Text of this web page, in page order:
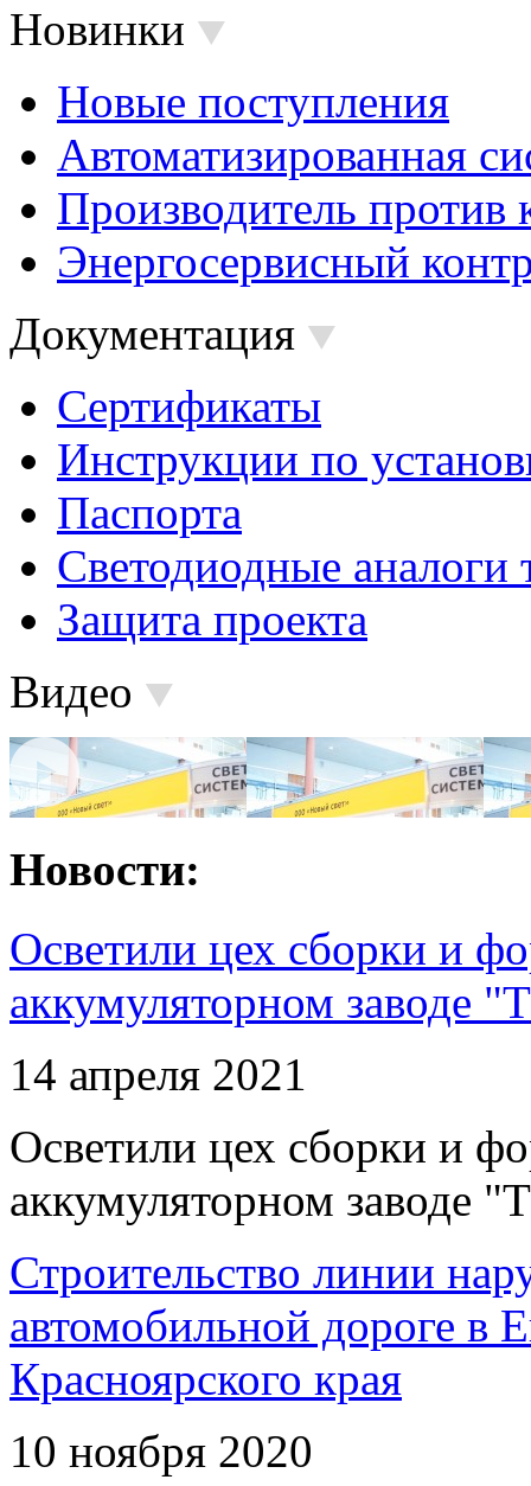
Новинки
Новые поступления
Автоматизированная
Производитель против
Энергосервисный
Документация
Сертификаты
Инструкции по
Паспорта
Светодиодные аналоги
Защита проекта
Видео
Новости:
Осветили цех сборки и
аккумуляторном заводе
14 апреля 2021
Осветили цех сборки и
аккумуляторном заводе
Строительство линии
автомобильной дороге в
Красноярского края
10 ноября 2020